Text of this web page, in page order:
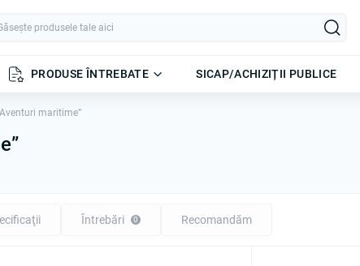
PRODUSE ÎNTREBATE SICAP/ACHIZIȚII PUBLICE
maritime”
Întrebări 0 Recomandăm